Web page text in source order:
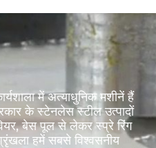
में अत्याधुनिक मशीनें हैं
के स्टेनलेस स्टील उत्पादों
बेस पूल से लेकर स्प्रे रिंग
हमें सबसे विश्वसनीय